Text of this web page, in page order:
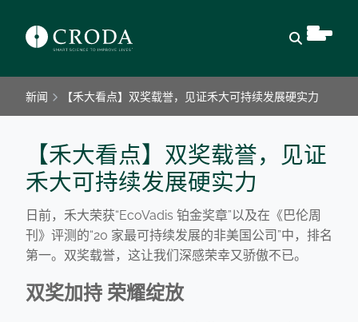
新闻 【禾大看点】双奖载誉，见证禾大可持续发展硬实力
【禾大看点】双奖载誉，见证
禾大可持续发展硬实力
日前，禾大荣获“EcoVadis 铂金奖章”以及在《巴伦周
刊》评测的“20 家最可持续发展的非美国公司”中，排名
第一。双奖载誉，这让我们深感荣幸又骄傲不已。
双奖加持 荣耀绽放